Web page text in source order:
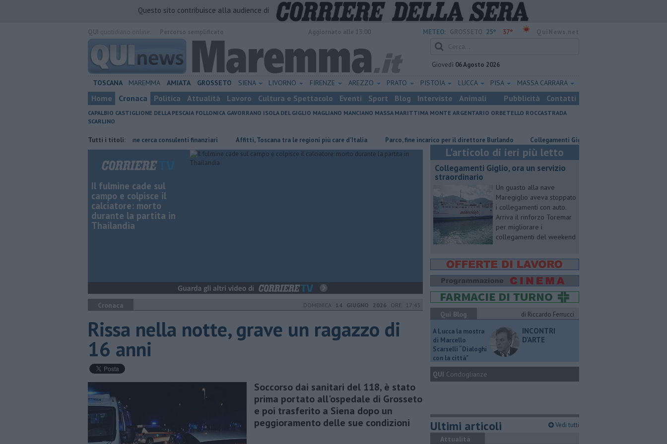
Questo sito contribuisce alla audience di
METEO: 25° 37°
Giovedì 06 Agosto 2026
TOSCANA MAREMMA AMIATA GROSSETO SIENA LIVORNO FIRENZE AREZZO PRATO PISTOIA LUCCA PISA MASSA CARRARA
Home Cronaca Politica Attualità Lavoro Cultura e Spettacolo Eventi Sport Blog Interviste Animali Pubblicità Contatti
CAPALBIO CASTIGLIONE DELLA PESCAIA FOLLONICA GAVORRANO ISOLA DEL GIGLIO MAGLIANO MANCIANO MASSA MARITTIMA MONTE ARGENTARIO ORBETELLO ROCCASTRADA
SCARLINO
Tutti i titoli:
Poste Italiane cerca consulenti finanziari Affitti, Toscana tra le regioni più care d'Italia Parco, fine incarico per il direttore Burlando Collegamenti Giglio, ora un servizio straordinario
Il fulmine cade sul
campo e colpisce il
calciatore: morto
durante la partita in
Thailandia
Cronaca DOMENICA 14 GIUGNO 2026 ORE 17:45
Rissa nella notte, grave un ragazzo di
16 anni
Soccorso dai sanitari del 118, è stato
prima portato all'ospedale di Grosseto
e poi trasferito a Siena dopo un
peggioramento delle sue condizioni
L'articolo di ieri più letto
Collegamenti Giglio, ora un servizio
straordinario
Un guasto alla nave
Maregiglio aveva stoppato
i collegamenti con auto.
Arriva il rinforzo Toremar
per migliorare i
collegamenti del weekend
Qui Blog
di Riccardo Ferrucci
A Lucca la mostra
di Marcello
Scarselli “Dialoghi
con la città"
INCONTRI
D'ARTE
QUI Condoglianze
Ultimi articoli Vedi tutti
Attualità